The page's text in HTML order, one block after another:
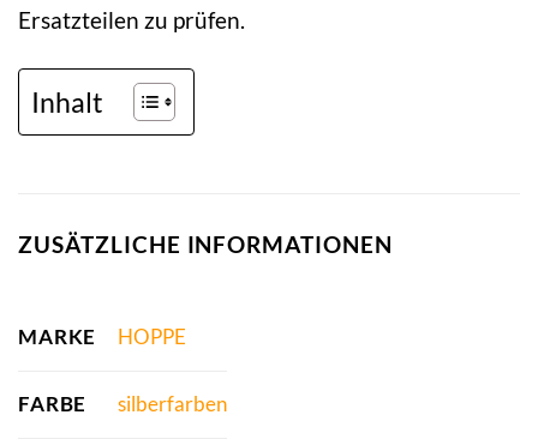
Ersatzteilen zu prüfen.
Inhalt
ZUSÄTZLICHE INFORMATIONEN
MARKE HOPPE
FARBE silberfarben